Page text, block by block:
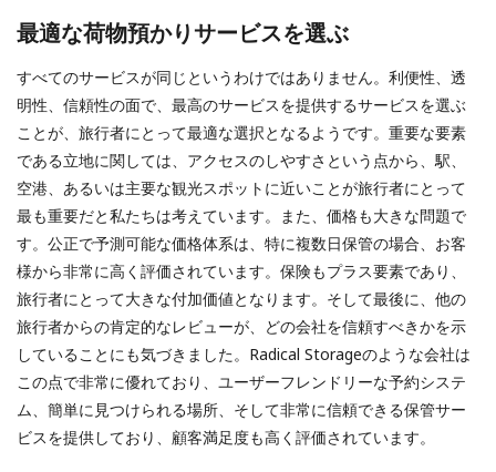
最適な荷物預かりサービスを選ぶ
すべてのサービスが同じというわけではありません。利便性、透
明性、信頼性の面で、最高のサービスを提供するサービスを選ぶ
ことが、旅行者にとって最適な選択となるようです。重要な要素
である立地に関しては、アクセスのしやすさという点から、駅、
空港、あるいは主要な観光スポットに近いことが旅行者にとって
最も重要だと私たちは考えています。また、価格も大きな問題で
す。公正で予測可能な価格体系は、特に複数日保管の場合、お客
様から非常に高く評価されています。保険もプラス要素であり、
旅行者にとって大きな付加価値となります。そして最後に、他の
旅行者からの肯定的なレビューが、どの会社を信頼すべきかを示
していることにも気づきました。Radical Storageのような会社は
この点で非常に優れており、ユーザーフレンドリーな予約システ
ム、簡単に見つけられる場所、そして非常に信頼できる保管サー
ビスを提供しており、顧客満足度も高く評価されています。